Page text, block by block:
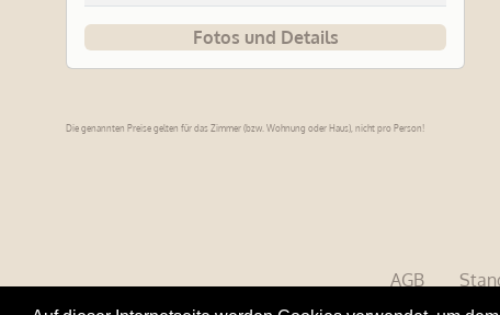
Fotos und Details
Die genannten Preise gelten für das Zimmer (bzw. Wohnung oder Haus), nicht pro Person!
AGB